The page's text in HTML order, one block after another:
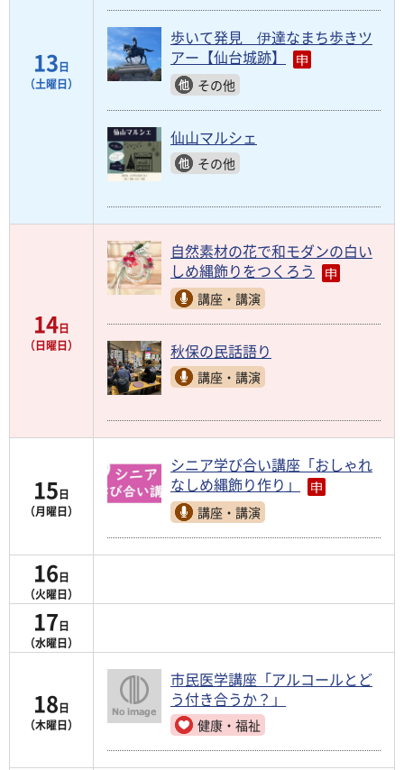
13日
（土曜日）
歩いて発見 伊達なまち歩きツ
アー【仙台城跡】
その他
仙山マルシェ
その他
14日
（日曜日）
自然素材の花で和モダンの白い
しめ縄飾りをつくろう
講座・講演
秋保の民話語り
講座・講演
15日
（月曜日）
シニア学び合い講座「おしゃれ
なしめ縄飾り作り」
講座・講演
16日
（火曜日）
17日
（水曜日）
18日
（木曜日）
市民医学講座「アルコールとど
う付き合うか？」
健康・福祉